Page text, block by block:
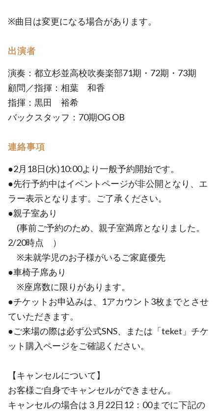
※曲目は変更になる場合があります。
出演者
演奏：都立杉並高校吹奏楽部71期・72期・73期
顧問／指揮：相葉 和香
指揮：黒田 裕希
バックスタッフ：70期OG OB
連絡事項
●2月18日(水)10:00より一般予約開始です。
●先行予約中はイベントページが非公開となり、エ
ラー表示となります。ご了承ください。
●親子室あり
(事前ご予約のため、親子室満席となりました。
2/20時点 ）
※未就学児のお子様がいるご家庭優先
●車椅子席あり
※座席数に限りがあります。
●チケットお申込みは、1アカウント3枚までとさせ
ていただきます。
●ご来場の際は必ず公式SNS、または「teket」チケ
ット購入ページをご確認ください。
【キャンセルについて】
お客様ご自身でキャンセルができません。
キャンセルの場合は３月22日12：00までに下記の